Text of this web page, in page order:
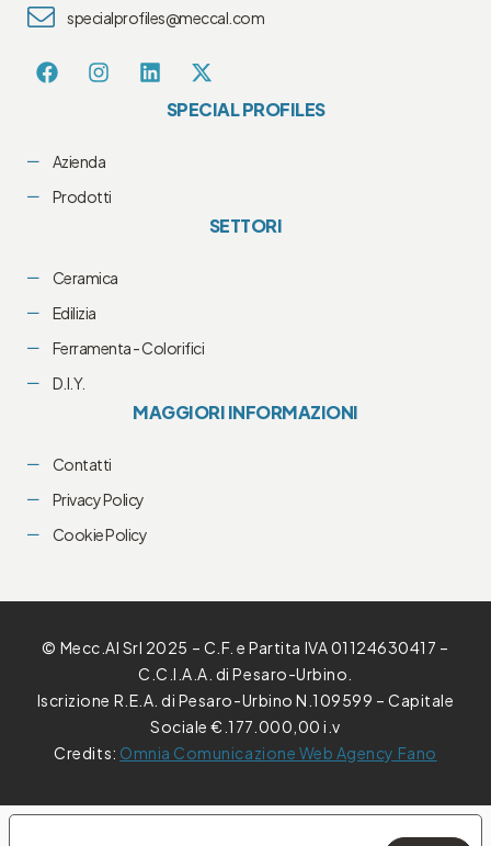
specialprofiles@meccal.com
SPECIAL PROFILES
Azienda
Prodotti
SETTORI
Ceramica
Edilizia
Ferramenta - Colorifici
D.I.Y.
MAGGIORI INFORMAZIONI
Contatti
Privacy Policy
Cookie Policy
© Mecc.Al Srl 2025 – C.F. e Partita IVA 01124630417 –
C.C.I.A.A. di Pesaro-Urbino.
Iscrizione R.E.A. di Pesaro-Urbino N.109599 – Capitale
Sociale €.177.000,00 i.v
Credits: Omnia Comunicazione Web Agency Fano
TUE PREFERENZE RELATIVE ALLA PRIVACY